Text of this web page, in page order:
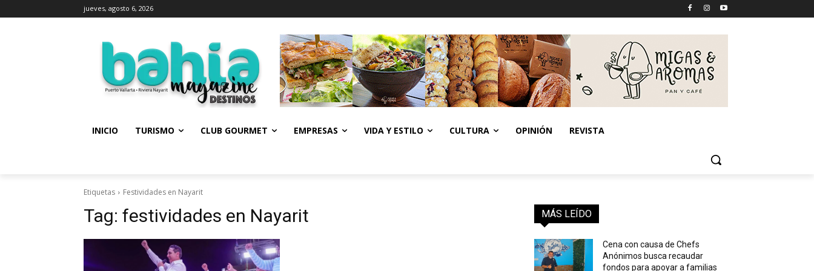
jueves, agosto 6, 2026
INICIO TURISMO CLUB GOURMET EMPRESAS VIDA Y ESTILO CULTURA OPINIÓN REVISTA
Etiquetas Festividades en Nayarit
Tag: festividades en Nayarit MÁS LEÍDO
Cena con causa de Chefs
Anónimos busca recaudar
fondos para apoyar a familias